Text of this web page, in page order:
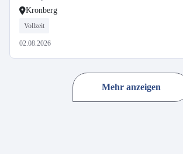
Kronberg
Vollzeit
02.08.2026
Mehr anzeigen